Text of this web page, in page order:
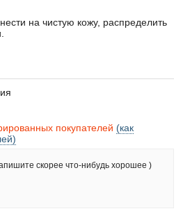
на чистую кожу, распределить
покупателей (как
скорее что-нибудь хорошее )